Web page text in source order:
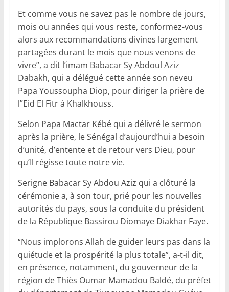
Et comme vous ne savez pas le nombre de jours,
mois ou années qui vous reste, conformez-vous
alors aux recommandations divines largement
partagées durant le mois que nous venons de
vivre”, a dit l’imam Babacar Sy Abdoul Aziz
Dabakh, qui a délégué cette année son neveu
Papa Youssoupha Diop, pour diriger la prière de
l”Eid El Fitr à Khalkhouss.
Selon Papa Mactar Kébé qui a délivré le sermon
après la prière, le Sénégal d’aujourd’hui a besoin
d’unité, d’entente et de retour vers Dieu, pour
qu’Il régisse toute notre vie.
Serigne Babacar Sy Abdou Aziz qui a clôturé la
cérémonie a, à son tour, prié pour les nouvelles
autorités du pays, sous la conduite du président
de la République Bassirou Diomaye Diakhar Faye.
“Nous implorons Allah de guider leurs pas dans la
quiétude et la prospérité la plus totale”, a-t-il dit,
en présence, notamment, du gouverneur de la
région de Thiès Oumar Mamadou Baldé, du préfet